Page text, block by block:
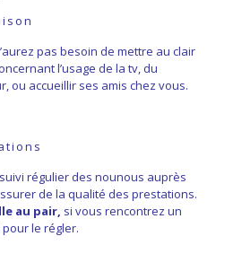
pas besoin de mettre au clair
l’usage de la tv, du
ou accueillir ses amis chez vous.
régulier des nounous auprès
de la qualité des prestations.
au pair, si vous rencontrez un
le régler.